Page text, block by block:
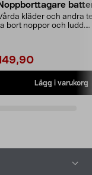
Noppborttagare
kläder och andra
bort noppor och ludd.
Lägg i varukorg